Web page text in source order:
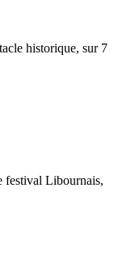
historique, sur 7
festival Libournais,